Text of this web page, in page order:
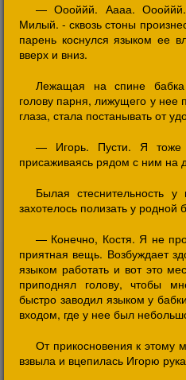
— Оооййй. Аааа. Оооййй.
Милый. - сквозь стоны
парень коснулся языком ее
вверх и вниз.
Лежащая на спине
голову парня, лижущего у
глаза, стала постанывать от
— Игорь. Пусти. Я тоже
присаживаясь рядом с ним на
Былая стеснительность
захотелось полизать у родной
— Конечно, Костя. Я не
приятная вещь. Возбуждает
языком работать и вот это
приподнял голову, чтобы
быстро заводил языком у
входом, где у нее был
От прикосновения к этому
взвыла и вцепилась Игорю